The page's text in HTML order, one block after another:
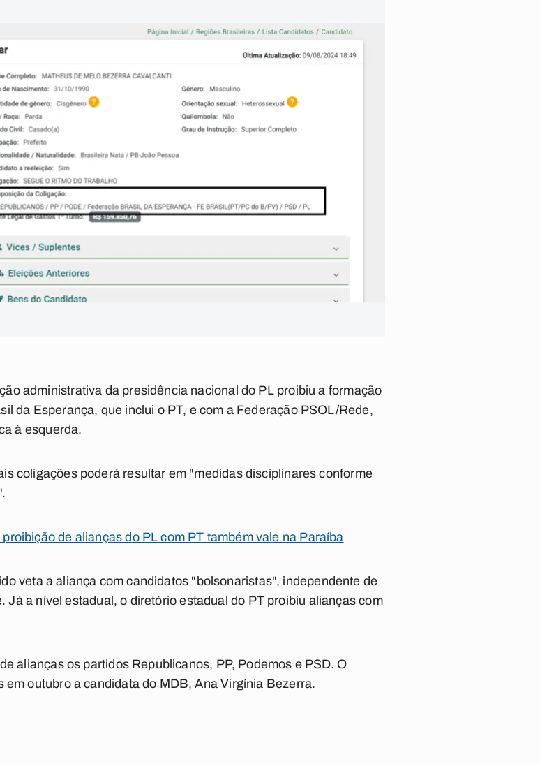
administrativa da presidência nacional do PL proibiu a formação
da Esperança, que inclui o PT, e com a Federação PSOL/Rede,
à esquerda.
coligações poderá resultar em "medidas disciplinares conforme
de alianças do PL com PT também vale na Paraíba
veta a aliança com candidatos "bolsonaristas", independente de
Já a nível estadual, o diretório estadual do PT proibiu alianças com
alianças os partidos Republicanos, PP, Podemos e PSD. O
outubro a candidata do MDB, Ana Virgínia Bezerra.